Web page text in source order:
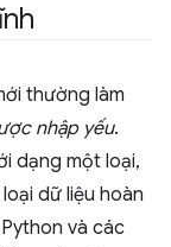
thường làm
nhập yếu.
dạng một loại,
dữ liệu hoàn
và các